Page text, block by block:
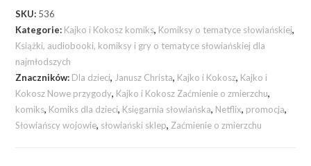
SKU: 536
Kategorie: Kajko i Kokosz komiks, Komiksy o tematyce słowiańskiej,
Książki, audiobooki, komiksy i gry o tematyce słowiańskiej dla
najmłodszych
Znaczników: Dla dzieci, Janusz Christa, Kajko i Kokosz, Kajko i
Kokosz Nowe przygody, Kajko i Kokosz Zaćmienie o zmierzchu,
komiks, Komiks dla dzieci, Księgarnia słowiańska, Netflix, promocja,
Słowiańscy wojowie, słowiański sklep, Zaćmienie o zmierzchu